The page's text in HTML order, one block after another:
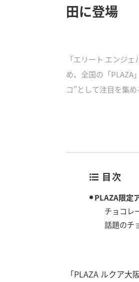
田に登場
「エリート エンジ
め、全国の「PLAZA
コ”として注目を集
目次
PLAZA限定
チョコレ
話題のチ
「PLAZA ルクア